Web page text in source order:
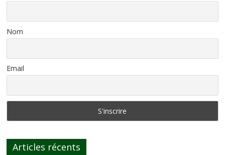
Nom
Email
Articles récents